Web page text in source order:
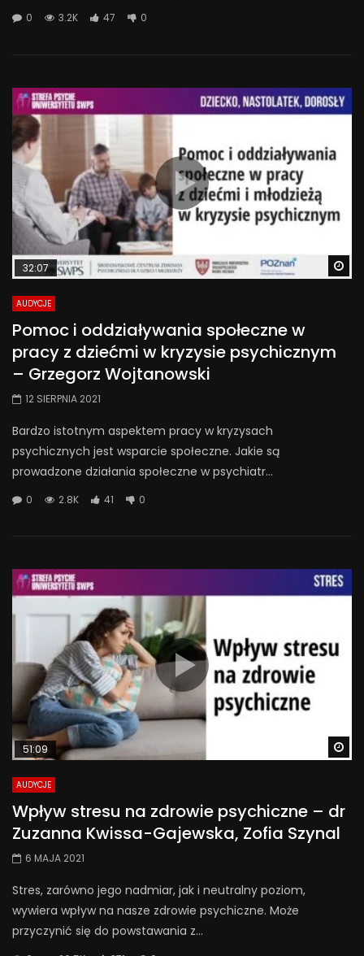
0 3.2K 47 0
32:07
AUDYCJE
Pomoc i oddziaływania społeczne w
pracy z dziećmi w kryzysie psychicznym
– Grzegorz Wojtanowski
12 SIERPNIA 2021
Bardzo istotnym aspektem pracy w kryzysach
psychicznych jest wsparcie społeczne. Jakie są
prowadzone działania społeczne w psychiatr...
0 2.8K 41 0
51:09
AUDYCJE
Wpływ stresu na zdrowie psychiczne – dr
Zuzanna Kwissa-Gajewska, Zofia Szynal
6 MAJA 2021
Stres, zarówno jego nadmiar, jak i neutralny poziom,
wywiera wpływ na nasze zdrowie psychiczne. Może
przyczynić się do powstawania z...